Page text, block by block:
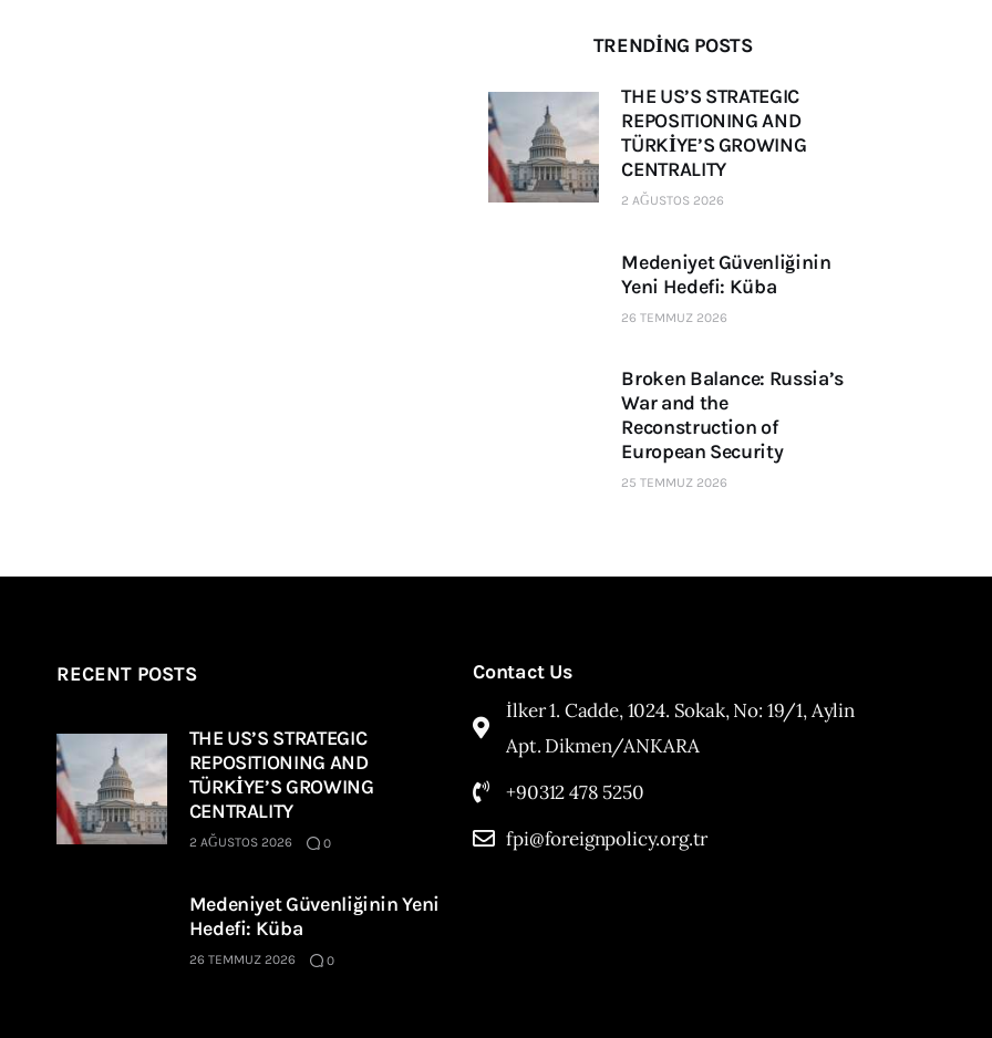
TRENDING POSTS
THE US’S STRATEGIC
REPOSITIONING AND
TÜRKİYE’S GROWING
CENTRALITY
2 AĞUSTOS 2026
Medeniyet Güvenliğinin
Yeni Hedefi: Küba
26 TEMMUZ 2026
Broken Balance: Russia’s
War and the
Reconstruction of
European Security
25 TEMMUZ 2026
RECENT POSTS
THE US’S STRATEGIC
REPOSITIONING AND
TÜRKİYE’S GROWING
CENTRALITY
2 AĞUSTOS 2026 0
Medeniyet Güvenliğinin Yeni
Hedefi: Küba
26 TEMMUZ 2026 0
Contact Us
İlker 1. Cadde, 1024. Sokak, No: 19/1, Aylin
Apt. Dikmen/ANKARA
+90312 478 5250
fpi@foreignpolicy.org.tr